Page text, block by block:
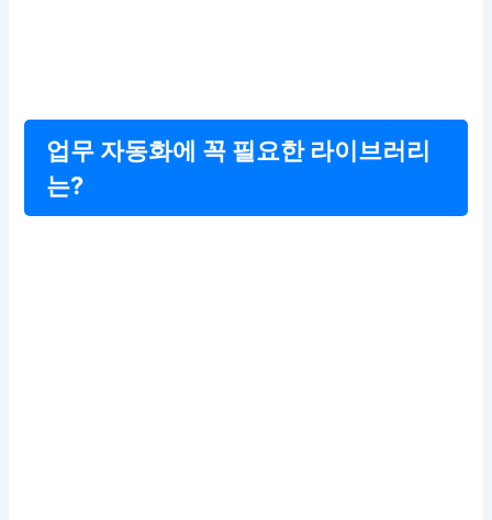
업무 자동화에 꼭 필요한 라이브러리
는?